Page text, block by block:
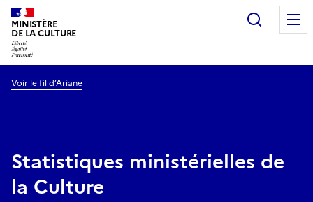
MINISTÈRE
DE LA CULTURE
Voir le fil d’Ariane
Statistiques ministérielles de
la Culture